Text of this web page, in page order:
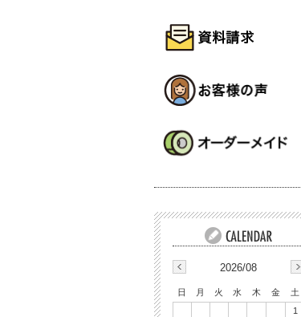
2026/08
日 月 火 水 木 金
土
1